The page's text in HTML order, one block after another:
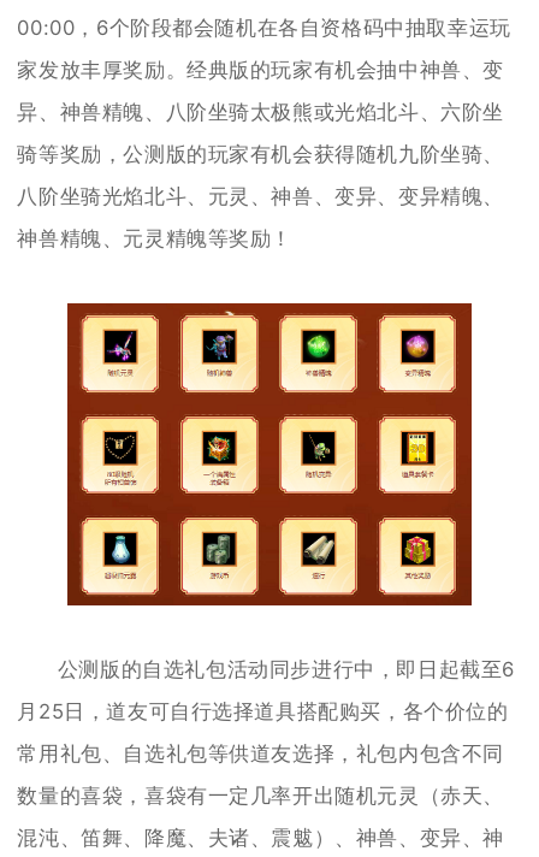
00:00，6个阶段都会随机在各自资格码中抽取幸运玩
家发放丰厚奖励。经典版的玩家有机会抽中神兽、变
异、神兽精魄、八阶坐骑太极熊或光焰北斗、六阶坐
骑等奖励，公测版的玩家有机会获得随机九阶坐骑、
八阶坐骑光焰北斗、元灵、神兽、变异、变异精魄、
神兽精魄、元灵精魄等奖励！
公测版的自选礼包活动同步进行中，即日起截至6
月25日，道友可自行选择道具搭配购买，各个价位的
常用礼包、自选礼包等供道友选择，礼包内包含不同
数量的喜袋，喜袋有一定几率开出随机元灵（赤天、
混沌、笛舞、降魔、夫诸、震魃）、神兽、变异、神